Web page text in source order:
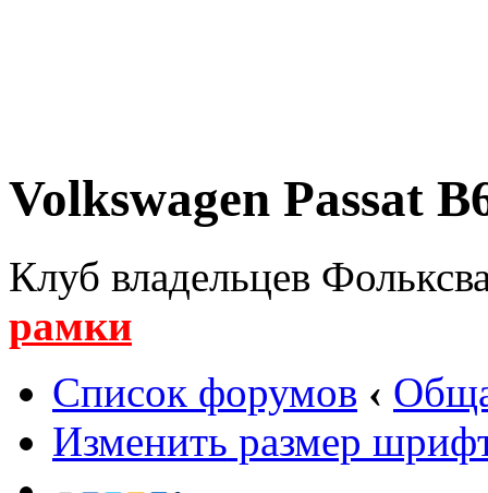
Volkswagen Passat
Клуб владельцев
рамки
Список форумов ‹
Изменить размер